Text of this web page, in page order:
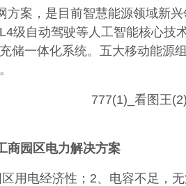
方案，是目前智慧能源领域新
级自动驾驶等人工智能核心技
储一体化系统。五大移动能源
商园区电力解决方案
用电经济性；2、电容不足，